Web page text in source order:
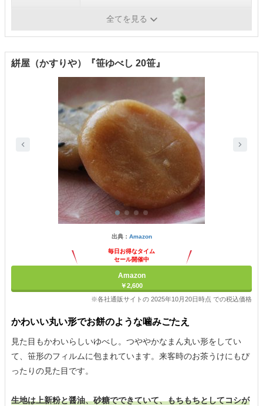
4種類×2個全てを見る
絣屋（かすりや）『笹ゆべし 20笹』
出典： Amazon
毎日お得なタイム
セール開催中
Amazon
￥2,600
※各社通販サイトの 2025年10月20日時点 での税込価格
かわいい丸い形でお餅のような噛みごたえ
見た目もかわいらしいゆべし。つややかなまん丸い形をしてい
て、笹形のフィルムに包まれています。来客時のお茶うけにもぴ
ったりの見た目です。
生地は上新粉と醤油、砂糖でできていて、もちもちとしてコシが